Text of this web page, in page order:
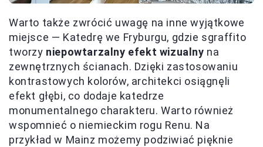
Warto także zwrócić uwagę na inne wyjątkowe
miejsce — Katedrę we Fryburgu, gdzie sgraffito
tworzy niepowtarzalny efekt wizualny na
zewnętrznych ścianach. Dzięki zastosowaniu
kontrastowych kolorów, architekci osiągnęli
efekt głębi, co dodaje katedrze
monumentalnego charakteru. Warto również
wspomnieć o niemieckim rogu Renu. Na
przykład w Mainz możemy podziwiać pięknie